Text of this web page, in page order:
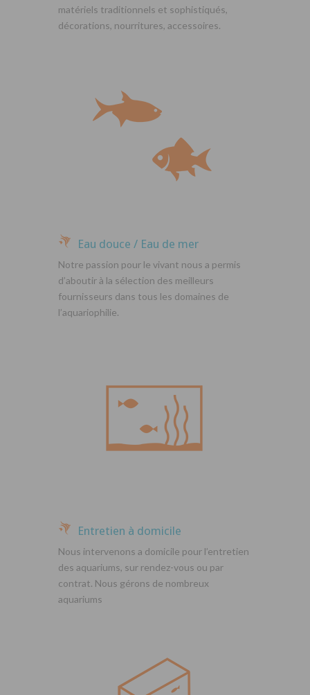
matériels traditionnels et sophistiqués,
décorations, nourritures, accessoires.
Eau douce / Eau de mer
Notre passion pour le vivant nous a permis
d’aboutir à la sélection des meilleurs
fournisseurs dans tous les domaines de
l’aquariophilie.
Entretien à domicile
Nous intervenons a domicile pour l’entretien
des aquariums, sur rendez-vous ou par
contrat. Nous gérons de nombreux
aquariums